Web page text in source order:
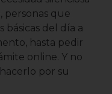
personas que
básicas del día a
hasta pedir
online. Y no
por su